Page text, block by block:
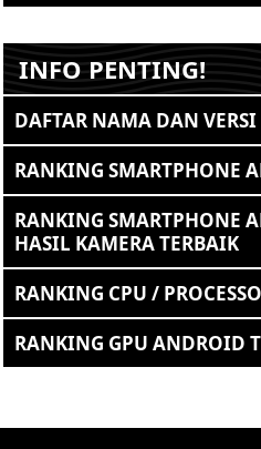
INFO PENTING!
DAFTAR NAMA DAN
RANKING SMARTPHONE
RANKING SMARTPHONE
HASIL KAMERA TERBAIK
RANKING CPU /
RANKING GPU ANDROID